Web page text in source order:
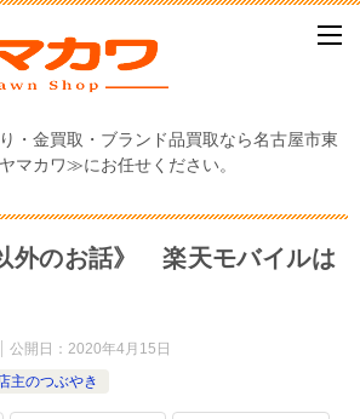
・金買取・ブランド品買取なら名古屋市東
マカワ≫にお任せください。
外のお話》 楽天モバイルは
公開日： 2020年4月15日
主のつぶやき